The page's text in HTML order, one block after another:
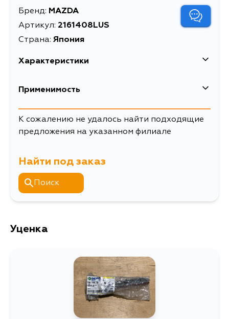
Бренд: MAZDA
Артикул: 2161408LUS
Страна: Япония
Характеристики
Применимость
Mazda
Кузов Двигатель
BKEP, BK, GH, GH5AP, GH5AS,
GH5AW, GH5FP, GH5FS, GH5FW,
GHEFP, GHEFS, GHEFW
К сожалению не удалось найти подходящие
предложения на указанном филиале
Найти под заказ
Поиск
Уценка